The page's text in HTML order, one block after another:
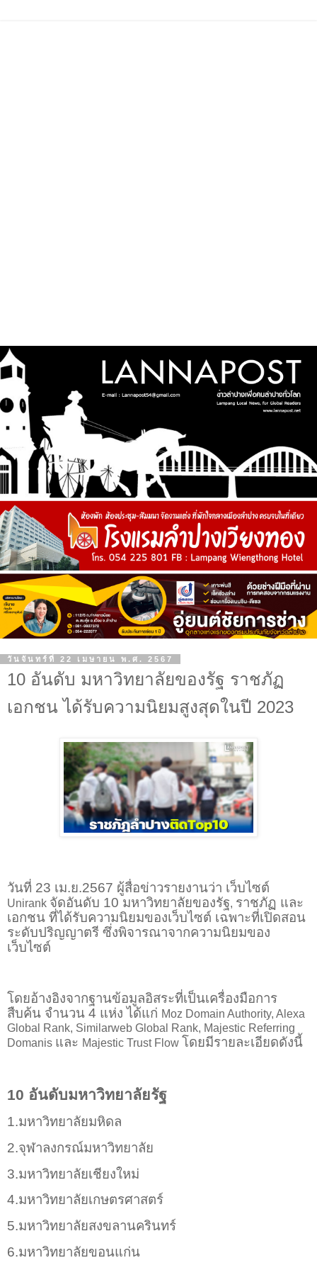
วันจันทร์ที่ 22 เมษายน พ.ศ. 2567
10 อันดับ มหาวิทยาลัยของรัฐ ราชภัฏ
เอกชน ได้รับความนิยมสูงสุดในปี 2023
วันที่ 23 เม.ย.2567 ผู้สื่อข่าวรายงานว่า เว็บไซต์
Unirank จัดอันดับ 10 มหาวิทยาลัยของรัฐ, ราชภัฏ และ
เอกชน ที่ได้รับความนิยมของเว็บไซต์ เฉพาะที่เปิดสอน
ระดับปริญญาตรี ซึ่งพิจารณาจากความนิยมของ
เว็บไซต์
โดยอ้างอิงจากฐานข้อมูลอิสระที่เป็นเครื่องมือการ
สืบค้น จำนวน 4 แห่ง ได้แก่ Moz Domain Authority, Alexa
Global Rank, Similarweb Global Rank, Majestic Referring
Domanis และ Majestic Trust Flow โดยมีรายละเอียดดังนี้
10 อันดับมหาวิทยาลัยรัฐ
1.มหาวิทยาลัยมหิดล
2.จุฬาลงกรณ์มหาวิทยาลัย
3.มหาวิทยาลัยเชียงใหม่
4.มหาวิทยาลัยเกษตรศาสตร์
5.มหาวิทยาลัยสงขลานครินทร์
6.มหาวิทยาลัยขอนแก่น